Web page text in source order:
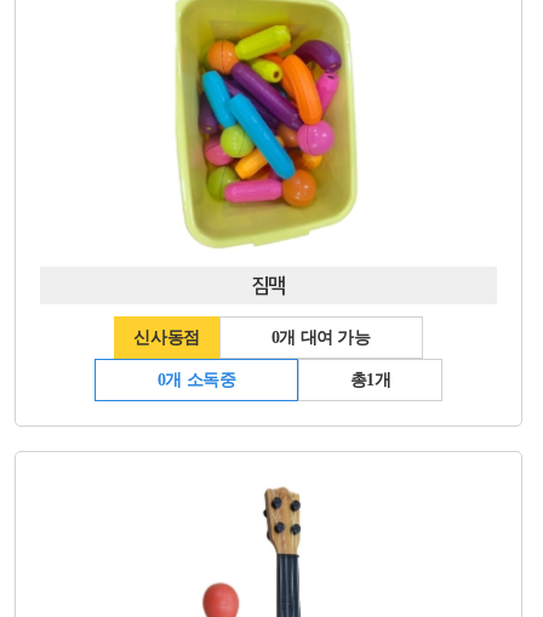
짐맥
신사동점 0개 대여 가능
0개 소독중 총1개